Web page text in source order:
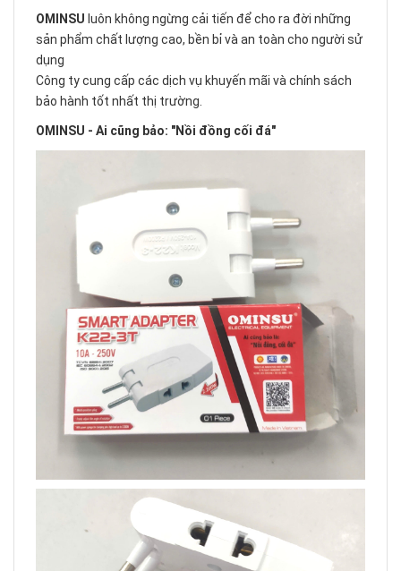
OMINSU luôn không ngừng cải tiến để cho ra đời những
sản phẩm chất lượng cao, bền bỉ và an toàn cho người sử
dụng
Công ty cung cấp các dịch vụ khuyến mãi và chính sách
bảo hành tốt nhất thị trường.
OMINSU - Ai cũng bảo: "Nồi đồng cối đá"